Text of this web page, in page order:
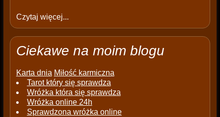
Czytaj więcej...
Ciekawe na moim blogu
Karta dnia Miłość karmiczna
Tarot który się sprawdza
Wróżka która się sprawdza
Wróżka online 24h
Sprawdzona wróżka online